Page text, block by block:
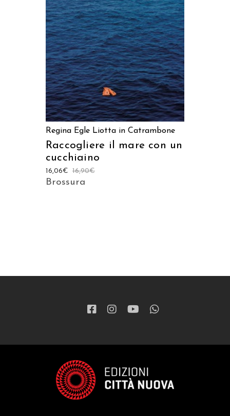
AGGIUNGI AL CARRELLO
Regina Egle Liotta in Catrambone
Raccogliere il mare con un
cucchiaino
16,90€
16,06€
Brossura